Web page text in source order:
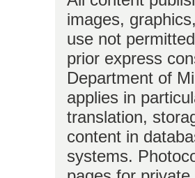
images,
use not
prior express
Department of
applies in
translation,
content in
systems.